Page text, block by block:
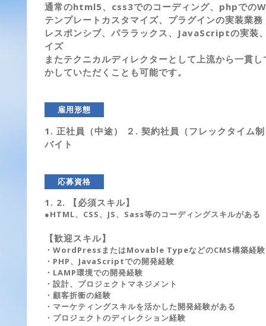
通常のhtml5、css3でのコーディング、phpでの
テンプレートカスタマイズ、プラグインの実装業務
レスポンシブ、パララックス、JavaScriptの実装
イズ
またテクニカルディレクターとして上流から一貫
かしていただくことも可能です。
雇用形態
1. 正社員（中途） ２. 契約社員（フレックタイム
バイト
応募資格
1. 2. 【必須スキル】
●HTML、CSS、JS、Sass等のコーディングスキルがある
【歓迎スキル】
・WordPressまたはMovable TypeなどのCMS構築経験
・PHP、JavaScriptでの開発経験
・LAMP環境での開発経験
・設計、プロジェクトマネジメント
・顧客折衝の経験
・マーケティングスキルを活かした開発経験がある
・プロジェクトのディレクション経験